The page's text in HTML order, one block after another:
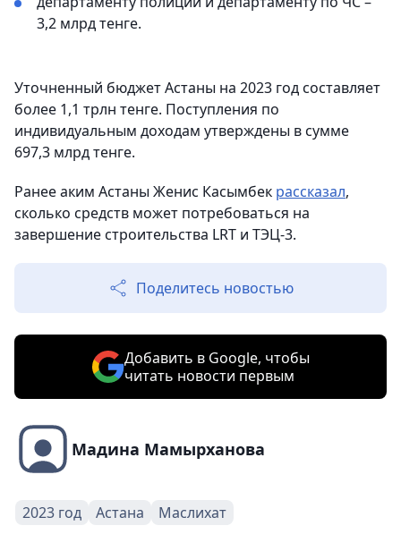
3,2 млрд тенге.
Уточненный бюджет Астаны на 2023 год составляет
более 1,1 трлн тенге. Поступления по
индивидуальным доходам утверждены в сумме
697,3 млрд тенге.
Ранее аким Астаны Женис Касымбек рассказал,
сколько средств может потребоваться на
завершение строительства LRT и ТЭЦ-3.
Поделитесь новостью
Добавить в Google, чтобы
читать новости первым
Мадина Мамырханова
2023 год Астана Маслихат